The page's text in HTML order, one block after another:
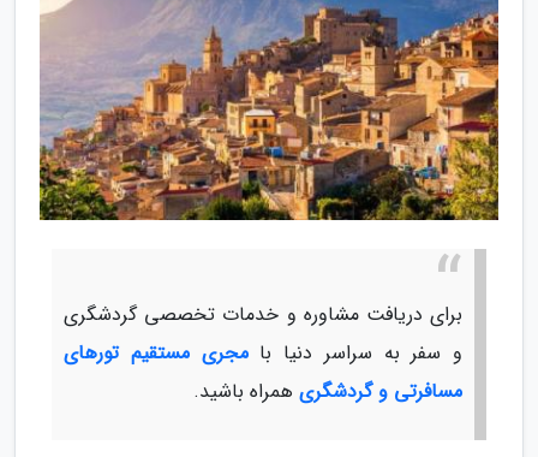
برای دریافت مشاوره و خدمات تخصصی گردشگری
و سفر به سراسر دنیا بامجری مستقیم تورهای
مسافرتی و گردشگری همراه باشید.